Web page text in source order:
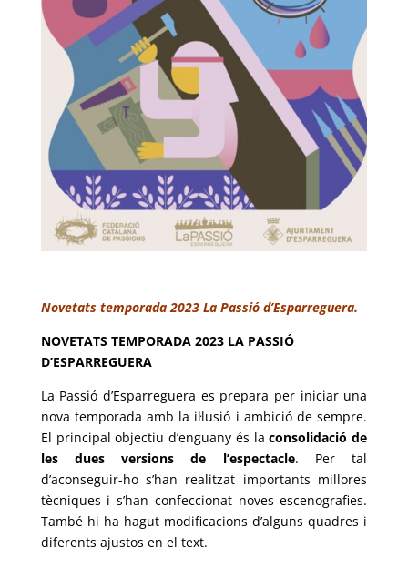
Novetats temporada 2023 La Passió d’Esparreguera.
NOVETATS TEMPORADA 2023 LA PASSIÓ
D’ESPARREGUERA
La Passió d’Esparreguera es prepara per iniciar una
nova temporada amb la il·lusió i ambició de sempre.
El principal objectiu d’enguany és laconsolidació de
les dues versions de l’espectacle. Per tal
d’aconseguir-ho s’han realitzat importants millores
tècniques i s’han confeccionat noves escenografies.
També hi ha hagut modificacions d’alguns quadres i
diferents ajustos en el text.